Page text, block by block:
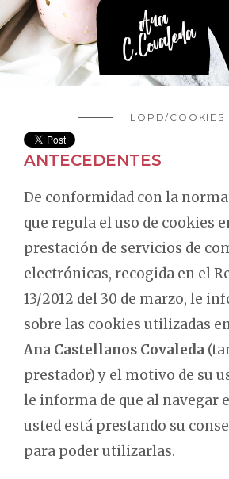
LOPD/COOKIES
ANTECEDENTES
De conformidad con la
que regula el uso de cookies
prestación de servicios de
electrónicas, recogida en el
13/2012 del 30 de marzo, le
sobre las cookies utilizadas
Ana Castellanos Covaleda
prestador) y el motivo de su
le informa de que al navegar
usted está prestando su
para poder utilizarlas.